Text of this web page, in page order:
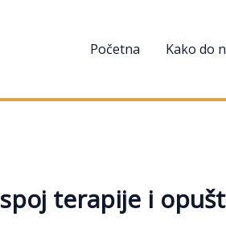
Početna Kako do
terapije i